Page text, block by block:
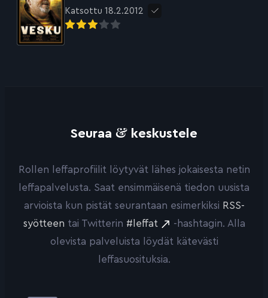
Katsottu 18.2.2012
Seuraa & keskustele
Rollen leffaprofiilit löytyvät lähes jokaisesta netin
leffapalvelusta. Saat ensimmäisenä tiedon uusista
arvioista kun pistät seurantaan esimerkiksi RSS-
syötteen tai Twitterin #leffat
-hashtagin. Alla
olevista palveluista löydät kätevästi
leffasuosituksia.